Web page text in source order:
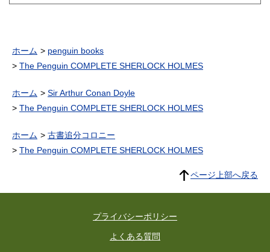
ホーム
penguin books
The Penguin COMPLETE SHERLOCK HOLMES
ホーム
Sir Arthur Conan Doyle
The Penguin COMPLETE SHERLOCK HOLMES
ホーム
古書追分コロニー
The Penguin COMPLETE SHERLOCK HOLMES
ページ上部へ戻る
プライバシーポリシー
よくある質問